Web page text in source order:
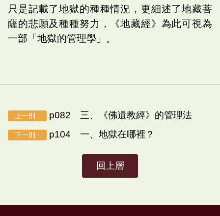
只是記載了地獄的種種情況，更細述了地藏菩
薩的悲願及種種努力，《地藏經》為此可視為
一部「地獄的管理學」。
上一則 : p082 三、《佛遺教經》的管理法
下一則 : p104 一、地獄在哪裡？
回上層